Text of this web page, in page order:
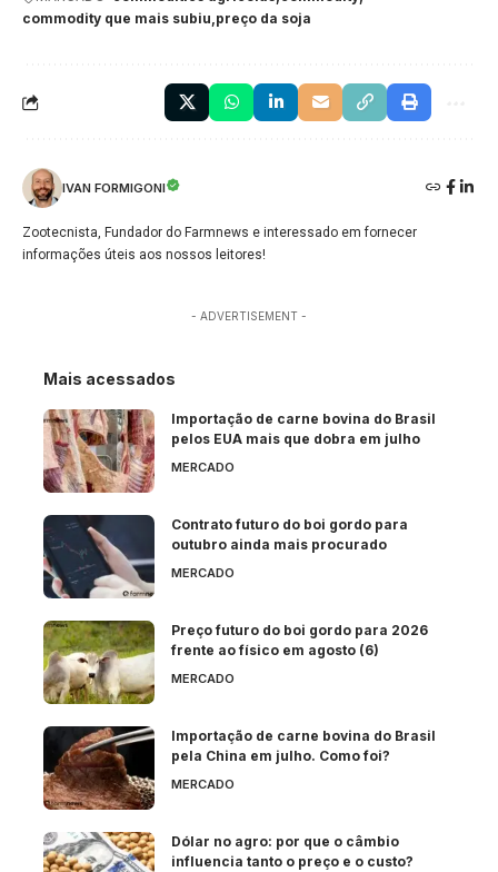
commodity que mais subiu preço da soja
IVAN FORMIGONI
Zootecnista, Fundador do Farmnews e interessado em fornecer
informações úteis aos nossos leitores!
- ADVERTISEMENT -
Mais acessados
Importação de carne bovina do Brasil
pelos EUA mais que dobra em julho
MERCADO
Contrato futuro do boi gordo para
outubro ainda mais procurado
MERCADO
Preço futuro do boi gordo para 2026
frente ao físico em agosto (6)
MERCADO
Importação de carne bovina do Brasil
pela China em julho. Como foi?
MERCADO
Dólar no agro: por que o câmbio
influencia tanto o preço e o custo?